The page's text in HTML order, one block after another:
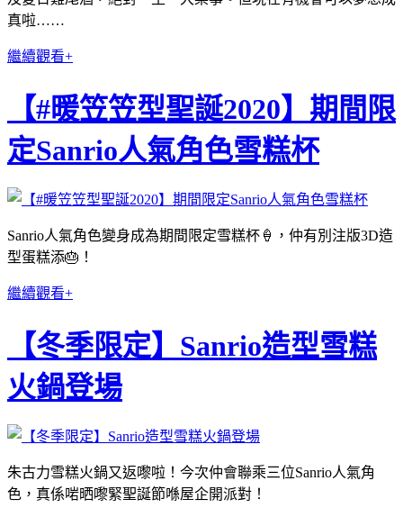
真啦……
繼續觀看+
【#暖笠笠型聖誕2020】期間限
定Sanrio人氣角色雪糕杯
Sanrio人氣角色變身成為期間限定雪糕杯🍦，仲有別注版3D造
型蛋糕添🎂！
繼續觀看+
【冬季限定】Sanrio造型雪糕
火鍋登場
朱古力雪糕火鍋又返嚟啦！今次仲會聯乘三位Sanrio人氣角
色，真係啱晒嚟緊聖誕節喺屋企開派對！